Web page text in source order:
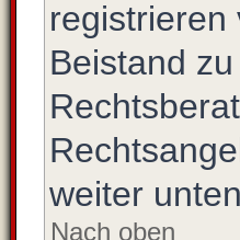
registrieren
Beistand
weiter
Nach oben